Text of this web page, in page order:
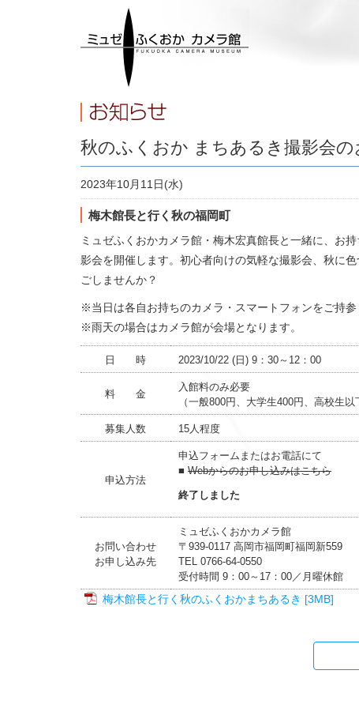
秋のふくおか まちあるき撮影会の
2023年10月11日(水)
梅木館長と行く秋の福岡町
ミュゼふくおかカメラ館・梅木宏真館長と一緒に、お
影会を開催します。初心者向けの気軽な撮影会、秋に
ごしませんか？
※当日は各自お持ちのカメラ・スマートフォンをご持参
※雨天の場合はカメラ館が会場となります。
日 時 2023/10/22 (日) 9：30～12：00
料 金
入館料のみ必要
（一般800円、大学生400円、高校生以
募集人数 15人程度
申込方法
申込フォームまたはお電話にて
■ Webからのお申し込みはこちら
終了しました
お問い合わせ
お申し込み先
ミュゼふくおかカメラ館
〒939-0117 高岡市福岡町福岡新559
TEL 0766-64-0550
受付時間 9：00～17：00／月曜休館
梅木館長と行く秋のふくおかまちあるき [3MB]